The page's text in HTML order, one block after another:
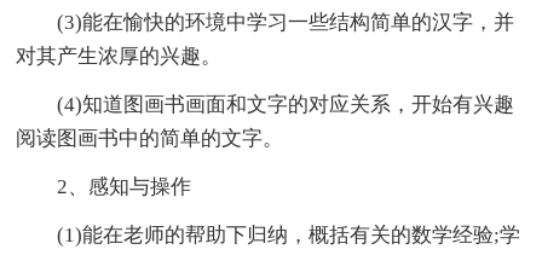
(3)能在愉快的环境中学习一些结构简单的汉字，并
对其产生浓厚的兴趣。
(4)知道图画书画面和文字的对应关系，开始有兴趣
阅读图画书中的简单的文字。
2、感知与操作
(1)能在老师的帮助下归纳，概括有关的数学经验;学